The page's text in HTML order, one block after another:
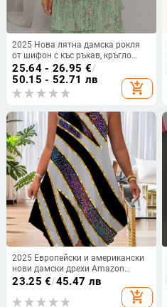
2025 Нова лятна дамска рокля
от шифон с къс ръкав, кръгло
деколте и къси пластове, на
Amazon Independent Station,
европейска и американска
трансгранична рокля
25.64 - 26.95 €/
50.15 - 52.71 лв
add_shopping_cart
2025 Европейски и американски
нови дамски дрехи Amazon
Двойна презрамка с лятна
ежедневна асиметрична рокля с
кръгло деколте
23.25 €/45.47 лв
add_shopping_cart